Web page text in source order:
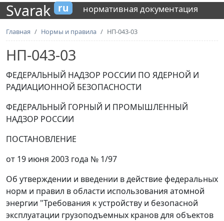
Svarak ru нормативная документация
Главная Нормы и правила НП-043-03
НП-043-03
ФЕДЕРАЛЬНЫЙ НАДЗОР РОССИИ ПО ЯДЕРНОЙ И
РАДИАЦИОННОЙ БЕЗОПАСНОСТИ
ФЕДЕРАЛЬНЫЙ ГОРНЫЙ И ПРОМЫШЛЕННЫЙ
НАДЗОР РОССИИ
ПОСТАНОВЛЕНИЕ
от 19 июня 2003 года № 1/97
Об утверждении и введении в действие федеральных
норм и правил в области использования атомной
энергии "Требования к устройству и безопасной
эксплуатации грузоподъемных кранов для объектов